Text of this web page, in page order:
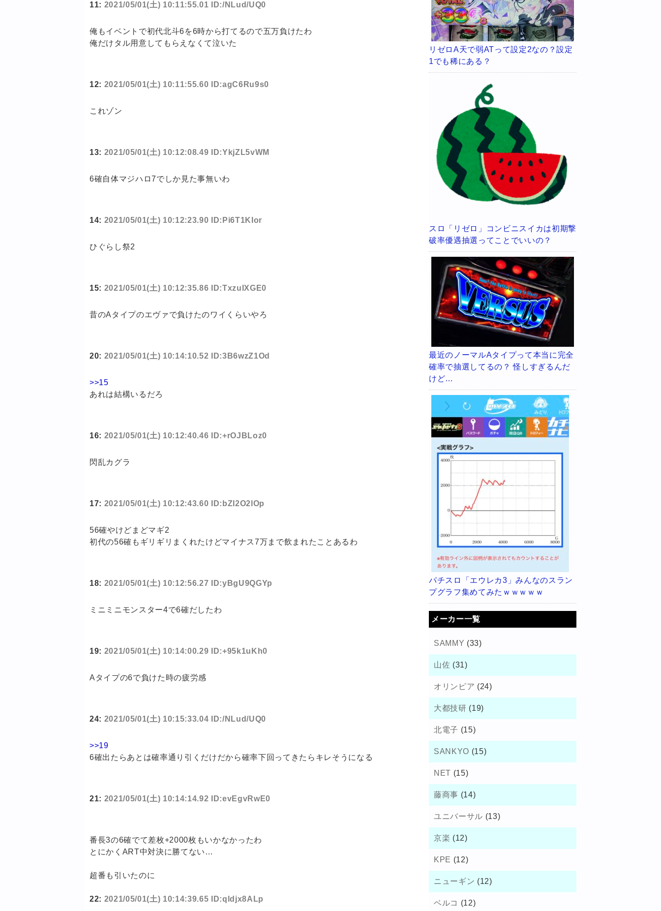
11: 2021/05/01(土) 10:11:55.01 ID:/NLud/UQ0
俺もイベントで初代北斗6を6時から打てるので五万負けたわ
俺だけタル用意してもらえなくて泣いた
12: 2021/05/01(土) 10:11:55.60 ID:agC6Ru9s0
これゾン
13: 2021/05/01(土) 10:12:08.49 ID:YkjZL5vWM
6確自体マジハロ7でしか見た事無いわ
14: 2021/05/01(土) 10:12:23.90 ID:Pi6T1KIor
ひぐらし祭2
15: 2021/05/01(土) 10:12:35.86 ID:TxzuIXGE0
昔のAタイプのエヴァで負けたのワイくらいやろ
20: 2021/05/01(土) 10:14:10.52 ID:3B6wzZ1Od
>>15
あれは結構いるだろ
16: 2021/05/01(土) 10:12:40.46 ID:+rOJBLoz0
閃乱カグラ
17: 2021/05/01(土) 10:12:43.60 ID:bZI2O2lOp
56確やけどまどマギ2
初代の56確もギリギリまくれたけどマイナス7万まで飲まれたことあるわ
18: 2021/05/01(土) 10:12:56.27 ID:yBgU9QGYp
ミニミニモンスター4で6確だしたわ
19: 2021/05/01(土) 10:14:00.29 ID:+95k1uKh0
Aタイプの6で負けた時の疲労感
24: 2021/05/01(土) 10:15:33.04 ID:/NLud/UQ0
>>19
6確出たらあとは確率通り引くだけだから確率下回ってきたらキレそうになる
21: 2021/05/01(土) 10:14:14.92 ID:evEgvRwE0
番長3の6確でて差枚+2000枚もいかなかったわ
とにかくART中対決に勝てない…
超番も引いたのに
22: 2021/05/01(土) 10:14:39.65 ID:qldjx8ALp
リゼロA天で弱ATって設定2なの？設定
1でも稀にある？
スロ「リゼロ」コンビニスイカは初期撃
破率優遇抽選ってことでいいの？
最近のノーマルAタイプって本当に完全
確率で抽選してるの？ 怪しすぎるんだ
けど…
パチスロ「エウレカ3」みんなのスラン
プグラフ集めてみたｗｗｗｗｗ
メーカー一覧
SAMMY (33)
山佐 (31)
オリンピア (24)
大都技研 (19)
北電子 (15)
SANKYO (15)
NET (15)
藤商事 (14)
ユニバーサル (13)
京楽 (12)
KPE (12)
ニューギン (12)
ベルコ (12)